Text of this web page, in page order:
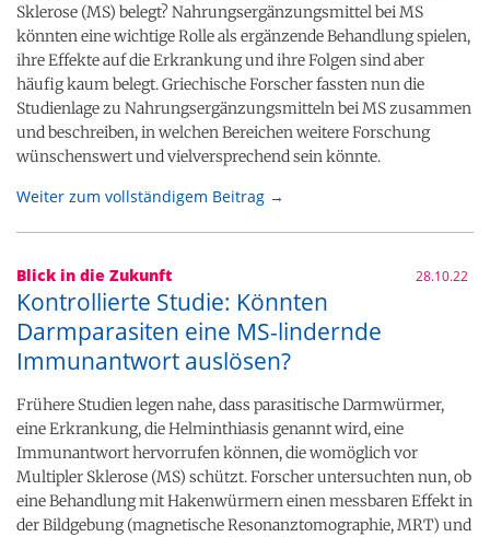
Sklerose (MS) belegt? Nahrungsergänzungsmittel bei MS
könnten eine wichtige Rolle als ergänzende Behandlung spielen,
ihre Effekte auf die Erkrankung und ihre Folgen sind aber
häufig kaum belegt. Griechische Forscher fassten nun die
Studienlage zu Nahrungsergänzungsmitteln bei MS zusammen
und beschreiben, in welchen Bereichen weitere Forschung
wünschenswert und vielversprechend sein könnte.
Weiter zum vollständigem Beitrag →
Blick in die Zukunft 28.10.22
Kontrollierte Studie: Könnten
Darmparasiten eine MS-lindernde
Immunantwort auslösen?
Frühere Studien legen nahe, dass parasitische Darmwürmer,
eine Erkrankung, die Helminthiasis genannt wird, eine
Immunantwort hervorrufen können, die womöglich vor
Multipler Sklerose (MS) schützt. Forscher untersuchten nun, ob
eine Behandlung mit Hakenwürmern einen messbaren Effekt in
der Bildgebung (magnetische Resonanztomographie, MRT) und